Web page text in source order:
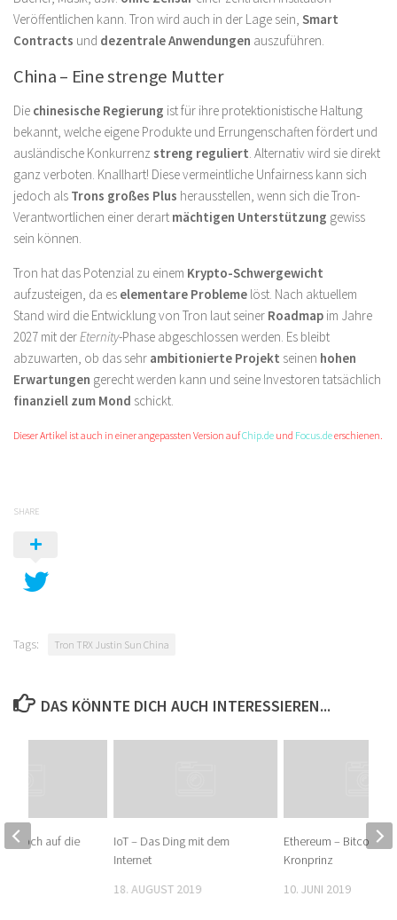
Veröffentlichen kann. Tron wird auch in der Lage sein, Smart
Contracts und dezentrale Anwendungen auszuführen.
China – Eine strenge Mutter
Die chinesische Regierung ist für ihre protektionistische Haltung
bekannt, welche eigene Produkte und Errungenschaften fördert und
ausländische Konkurrenz streng reguliert. Alternativ wird sie direkt
ganz verboten. Knallhart! Diese vermeintliche Unfairness kann sich
jedoch als Trons großes Plus herausstellen, wenn sich die Tron-
Verantwortlichen einer derart mächtigen Unterstützung gewiss
sein können.
Tron hat das Potenzial zu einem Krypto-Schwergewicht
aufzusteigen, da es elementare Probleme löst. Nach aktuellem
Stand wird die Entwicklung von Tron laut seiner Roadmap im Jahre
2027 mit derEternity-Phase abgeschlossen werden. Es bleibt
abzuwarten, ob das sehr ambitionierte Projekt seinen hohen
Erwartungen gerecht werden kann und seine Investoren tatsächlich
finanziell zum Mond schickt.
Dieser Artikel ist auch in einer angepassten Version aufChip.de und Focus.deerschienen.
SHARE
Tags: Tron TRX Justin Sun China
DAS KÖNNTE DICH AUCH INTERESSIEREN...
IoT – Das Ding mit dem
Internet
18. AUGUST 2019
Ethereum – Bitcoins
Kronprinz
10. JUNI 2019
Hoch auf die